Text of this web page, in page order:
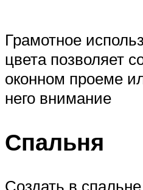
Грамотное
цвета позволяет
оконном проеме
него внимание
Спальня
Создать в